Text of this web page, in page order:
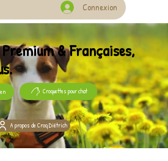
Connexion
& Françaises,
Croquettes pour chat
A propos de Croq Diétrich